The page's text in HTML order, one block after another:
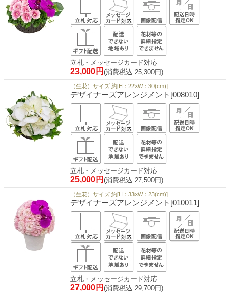
立札・メッセージカード対応
23,000円 (消費税込:25,300円)
（生花）サイズ 約[H：22×W：30(cm)]
デザイナーズアレンジメント[008010]
立札・メッセージカード対応
25,000円 (消費税込:27,500円)
（生花）サイズ 約[H：33×W：23(cm)]
デザイナーズアレンジメント[010011]
立札・メッセージカード対応
27,000円 (消費税込:29,700円)